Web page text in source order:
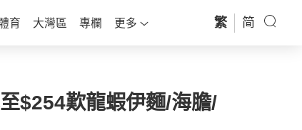
育 大灣區 專欄 更多 繁 简
$254歎龍蝦伊麵/海膽/